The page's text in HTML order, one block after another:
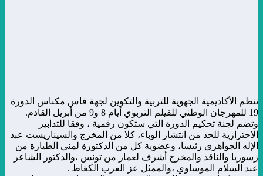
تنظم الأكاديمية الجهوية للتربية والتكوين لجهة فاس مكناس الدورة
19 للمهرجان الوطني للفيلم التربوي أيام 8 و9 من أبريل القادم.
وتضم لجنة تحكيم الدورة التي ستكون رقمية ، وفقا للتدابير
الاحترازية للحد من انتشار الوباء، كلا من المخرج والسيناريست عبد
الإله الجواهري رئيسا، وعضوية كل من الدكتورة لمنى الطيارة من
زسوريا والناقد والمخرج أشرف لعمار من تونس ،والدكتور الشاعر
عبد السلام الموساوي ،والممثل عز العرب الكغاط .